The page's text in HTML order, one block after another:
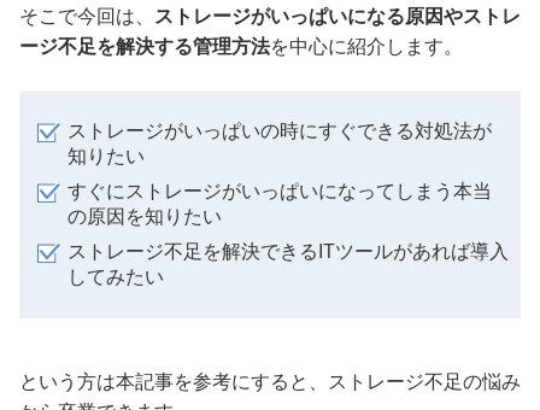
そこで今回は、
ストレージがいっぱいになる原因やストレ
ージ不足を解決する管理方法を中心に紹介します。
ストレージがいっぱいの時にすぐできる対処法が
知りたい
すぐにストレージがいっぱいになってしまう本当
の原因を知りたい
ストレージ不足を解決できるITツールがあれば導入
してみたい
という方は本記事を参考にすると、ストレージ不足の悩み